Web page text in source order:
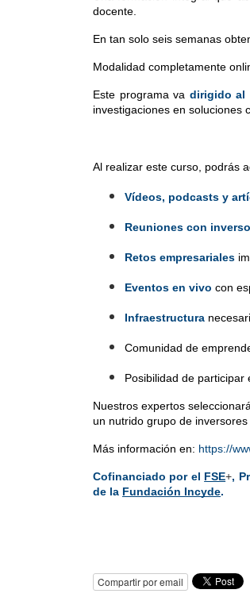
docente.
En tan solo seis semanas
Modalidad completamente
Este programa va dirigido al
investigaciones en soluciones
Al realizar este curso, podrás
Vídeos, podcasts y
Reuniones con
Retos empresariales
Eventos en vivo con
Infraestructura
Comunidad de
Posibilidad de participar
Nuestros expertos
un nutrido grupo de
Más información en: https://
Cofinanciado por el FSE+,
de la Fundación Incyde.
Compartir por email